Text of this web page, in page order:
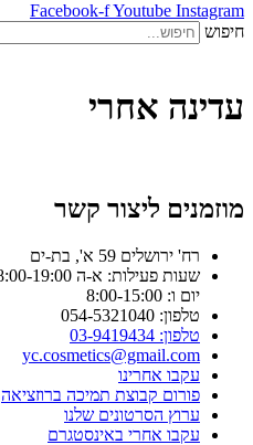
Facebook-fYoutube Instagram
חיפוש
עדינה אחרי
מוזמנים ליצור קשר
רח' ירושלים 59 א', בת-ים
שעות פעילות: א-ה 8:00-19:00
יום ו: 8:00-15:00
טלפון: 054-5321040
טלפון: 03-9419434
yc.cosmetics@gmail.com
עקבו אחרינו
פורום קבוצת תמיכה ברוזציאה
ערוץ הסרטונים שלנו
עקבו אחרי באינסטגרם